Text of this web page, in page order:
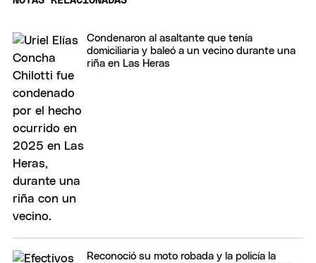
Condenaron al asaltante que tenía
domiciliaria y baleó a un vecino durante una
riña en Las Heras
Reconoció su moto robada y la policía la